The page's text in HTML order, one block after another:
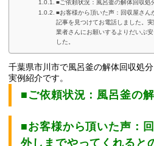
■ご依頼状況：風呂釜の解体回収処
■お客様から頂いた声：回収屋さん
記事を見つけてお電話しました。
業者さんにお願いするよりだいぶ
した。
千葉県市川市で風呂釜の解体回収処
実例紹介です。
■ご依頼状況：風呂釜の
■お客様から頂いた声：
外しまでやってくれると